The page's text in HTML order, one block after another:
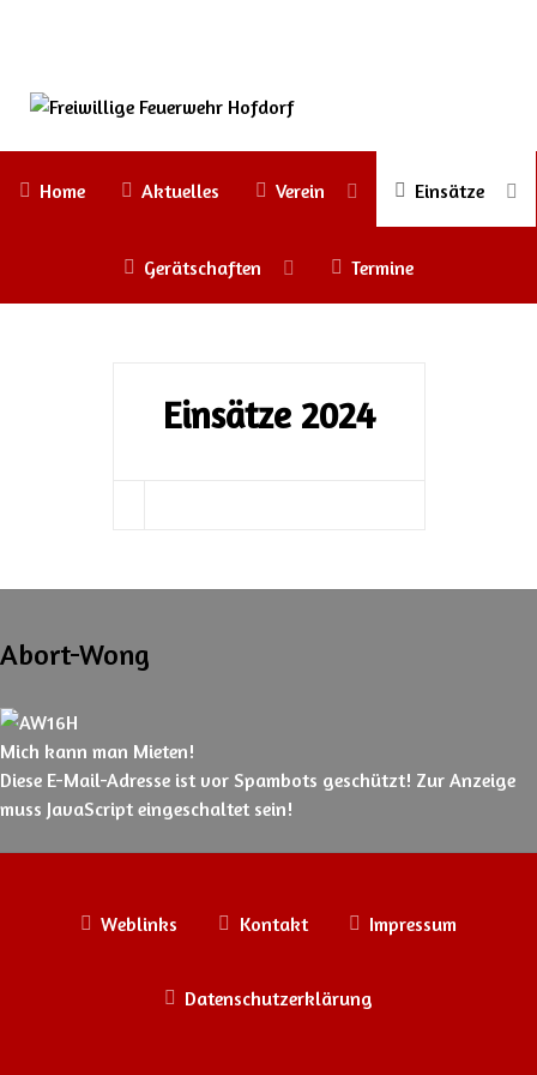
Home Aktuelles Verein Einsätze
Gerätschaften Termine
Einsätze 2024
Abort-Wong
Mich kann man Mieten!
Diese E-Mail-Adresse ist vor Spambots geschützt! Zur Anzeige
muss JavaScript eingeschaltet sein!
Weblinks Kontakt Impressum
Datenschutzerklärung